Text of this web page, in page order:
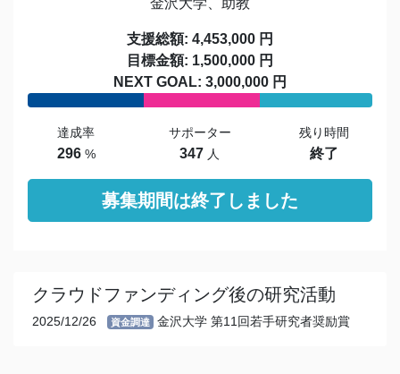
金沢大学、助教
支援総額: 4,453,000 円
目標金額: 1,500,000 円
NEXT GOAL: 3,000,000 円
達成率
296 %
サポーター
347 人
残り時間
終了
募集期間は終了しました
クラウドファンディング後の研究活動
2025/12/26 資金調達 金沢大学 第11回若手研究者奨励賞